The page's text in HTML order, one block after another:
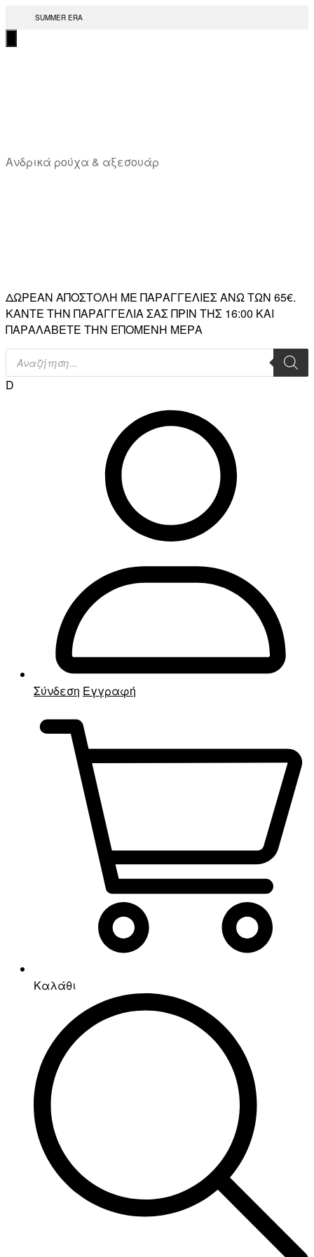
Μετάβαση
στο
περιεχόμενο
SUMMER ERA
Ανδρικά ρούχα & αξεσουάρ
ΔΩΡΕΑΝ ΑΠΟΣΤΟΛΗ ΜΕ ΠΑΡΑΓΓΕΛΙΕΣ ΑΝΩ ΤΩΝ 65€.
ΚΑΝΤΕ ΤΗΝ ΠΑΡΑΓΓΕΛΙΑ ΣΑΣ ΠΡΙΝ ΤΗΣ 16:00 ΚΑΙ
ΠΑΡΑΛΑΒΕΤΕ ΤΗΝ ΕΠΟΜΕΝΗ ΜΕΡΑ
Products
search
D
Σύνδεση Εγγραφή
Καλάθι